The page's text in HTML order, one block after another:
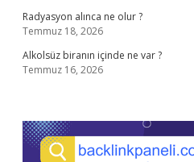
Radyasyon alınca ne olur ?
Temmuz 18, 2026
Alkolsüz biranın içinde ne var ?
Temmuz 16, 2026